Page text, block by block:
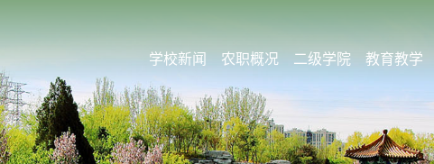
学校新闻 农职概况 二级学院 教育教学